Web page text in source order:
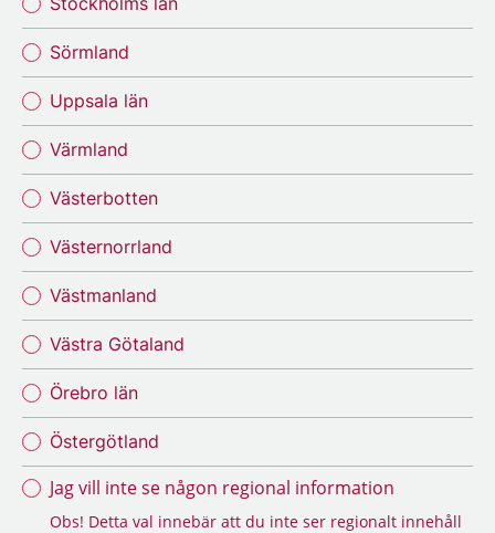
Sörmland
Uppsala län
Värmland
Västerbotten
Västernorrland
Västmanland
Västra Götaland
Örebro län
Östergötland
Jag vill inte se någon regional information
Obs! Detta val innebär att du inte ser regionalt innehåll